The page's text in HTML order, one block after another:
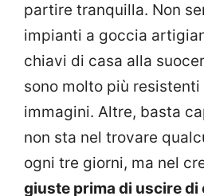
partire tranquilla. Non
impianti a goccia
chiavi di casa alla
sono molto più
immagini. Altre, basta
non sta nel trovare
ogni tre giorni, ma nel
giuste prima di uscire di